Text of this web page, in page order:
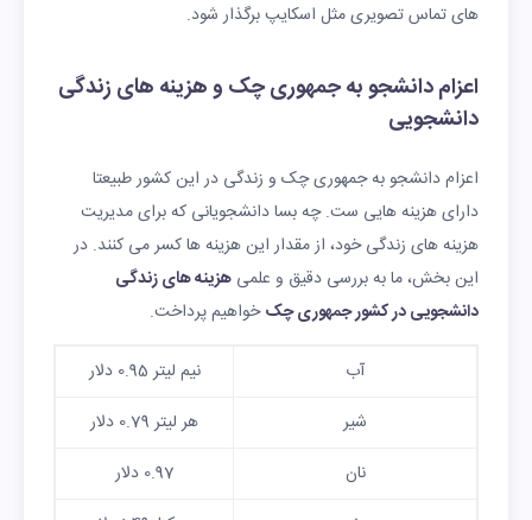
های تماس تصویری مثل اسکایپ برگذار شود.
اعزام دانشجو به جمهوری چک و هزینه های زندگی
دانشجویی
اعزام دانشجو به جمهوری چک و زندگی در این کشور طبیعتا
دارای هزینه هایی ست. چه بسا دانشجویانی که برای مدیریت
هزینه های زندگی خود، از مقدار این هزینه ها کسر می کنند. در
این بخش، ما به بررسی دقیق و علمی هزینه های زندگی
دانشجویی در کشور جمهوری چکخواهیم پرداخت.
آب
نیم لیتر 0.95 دلار
شیر
هر لیتر 0.79 دلار
نان
0.97 دلار